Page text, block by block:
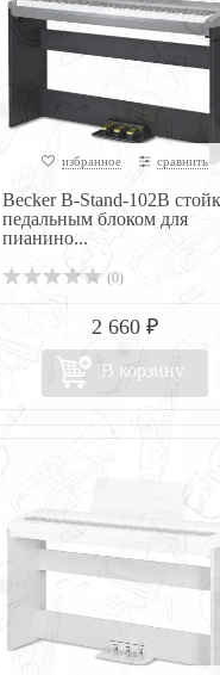
избранное сравнить
Becker B-Stand-102B
педальным блоком для
пианино...
(0)
2 660 ₽
В корзину